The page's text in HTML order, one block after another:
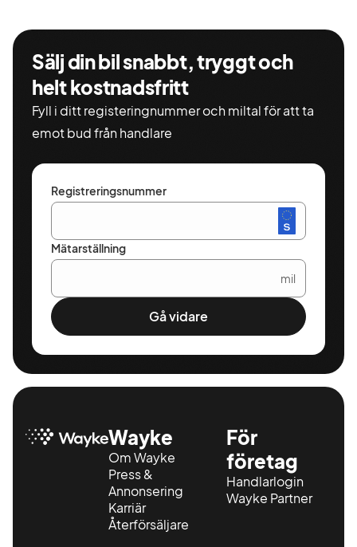
Sälj din bil snabbt, tryggt och
helt kostnadsfritt
Fyll i ditt registeringnummer och miltal för att ta
emot bud från handlare
Registreringsnummer
Mätarställning
mil
Gå vidare
Wayke
Om Wayke
Press &
Annonsering
Karriär
Återförsäljare
För
företag
Handlarlogin
Wayke Partner